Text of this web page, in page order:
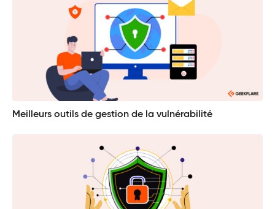
Meilleurs outils de gestion de la vulnérabilité